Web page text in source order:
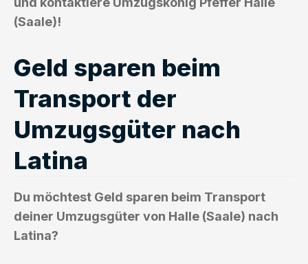
(Saale)!
Geld sparen beim
Transport der
Umzugsgüter nach
Latina
Du möchtest Geld sparen beim Transport
deiner Umzugsgüter von Halle (Saale) nach
Latina?